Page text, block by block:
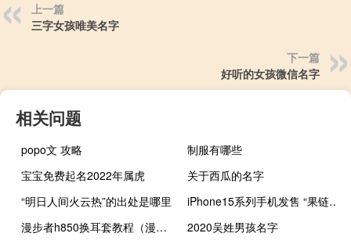
上一篇
三字女孩唯美名字
下一篇
好听的女孩微信名字
相关问题
popo文 攻略
制服有哪些
宝宝免费起名2022年属虎
关于西瓜的名字
“明日人间火云热”的出处是哪里
iPhone15系列手机发售 “果链”公司受益
漫步者h850换耳套教程（漫步者h850）
2020吴姓男孩名字